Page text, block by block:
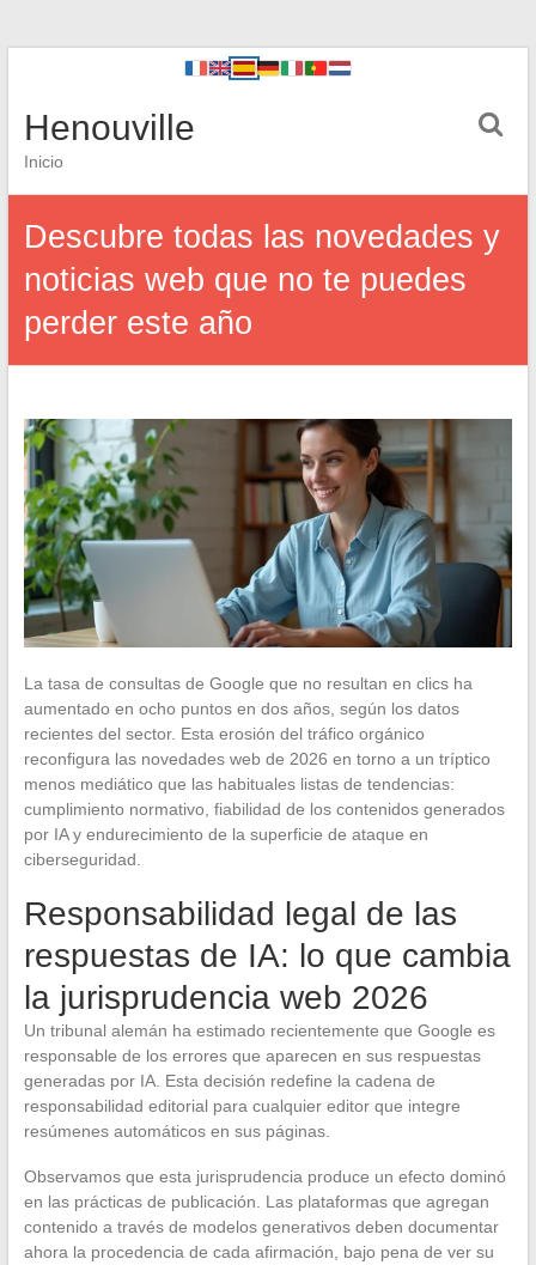
Henouville
Inicio
Descubre todas las novedades y
noticias web que no te puedes
perder este año
La tasa de consultas de Google que no resultan en clics ha
aumentado en ocho puntos en dos años, según los datos
recientes del sector. Esta erosión del tráfico orgánico
reconfigura las novedades web de 2026 en torno a un tríptico
menos mediático que las habituales listas de tendencias:
cumplimiento normativo, fiabilidad de los contenidos generados
por IA y endurecimiento de la superficie de ataque en
ciberseguridad.
Responsabilidad legal de las
respuestas de IA: lo que cambia
la jurisprudencia web 2026
Un tribunal alemán ha estimado recientemente que Google es
responsable de los errores que aparecen en sus respuestas
generadas por IA. Esta decisión redefine la cadena de
responsabilidad editorial para cualquier editor que integre
resúmenes automáticos en sus páginas.
Observamos que esta jurisprudencia produce un efecto dominó
en las prácticas de publicación. Las plataformas que agregan
contenido a través de modelos generativos deben documentar
ahora la procedencia de cada afirmación, bajo pena de ver su